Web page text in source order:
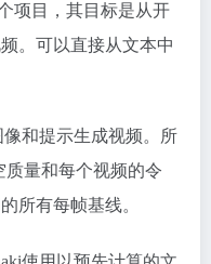
个项目，其目标是从开
。可以直接从文本中
像和提示生成视频。所
量和每个视频的令
所有每帧基线。